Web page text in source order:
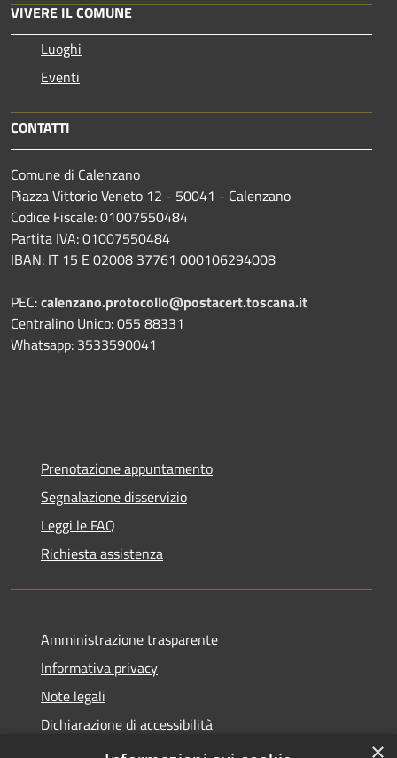
VIVERE IL COMUNE
Luoghi
Eventi
CONTATTI
Comune di Calenzano
Piazza Vittorio Veneto 12 - 50041 - Calenzano
Codice Fiscale: 01007550484
Partita IVA: 01007550484
IBAN: IT 15 E 02008 37761 000106294008
PEC:calenzano.protocollo@postacert.toscana.it
Centralino Unico: 055 88331
Whatsapp: 3533590041
Prenotazione appuntamento
Segnalazione disservizio
Leggi le FAQ
Richiesta assistenza
Amministrazione trasparente
Informativa privacy
Note legali
Dichiarazione di accessibilità
Statistiche Web
×